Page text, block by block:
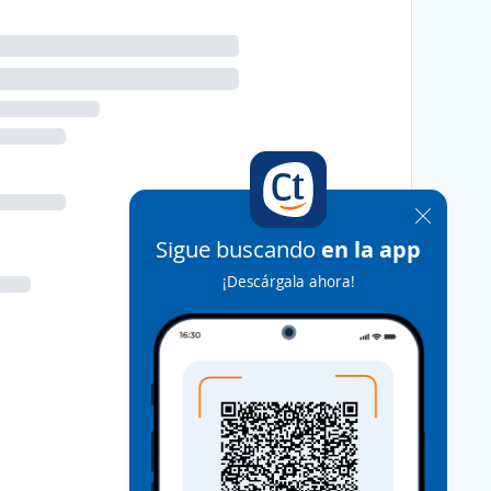
Sigue buscando en la app
¡Descárgala ahora!